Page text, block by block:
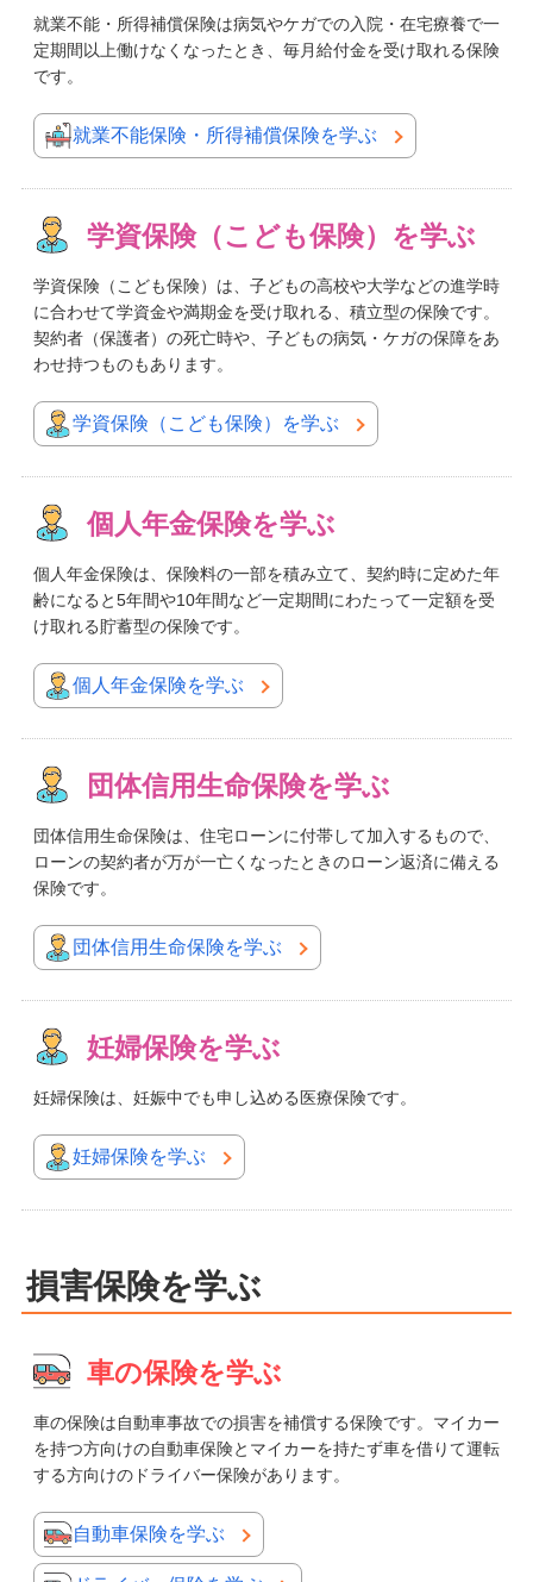
就業不能・所得補償保険は病気やケガでの入院・在宅療養で一
定期間以上働けなくなったとき、毎月給付金を受け取れる保険
です。
就業不能保険・所得補償保険を学ぶ
学資保険（こども保険）を学ぶ
学資保険（こども保険）は、子どもの高校や大学などの進学時
に合わせて学資金や満期金を受け取れる、積立型の保険です。
契約者（保護者）の死亡時や、子どもの病気・ケガの保障をあ
わせ持つものもあります。
学資保険（こども保険）を学ぶ
個人年金保険を学ぶ
個人年金保険は、保険料の一部を積み立て、契約時に定めた年
齢になると5年間や10年間など一定期間にわたって一定額を受
け取れる貯蓄型の保険です。
個人年金保険を学ぶ
団体信用生命保険を学ぶ
団体信用生命保険は、住宅ローンに付帯して加入するもので、
ローンの契約者が万が一亡くなったときのローン返済に備える
保険です。
団体信用生命保険を学ぶ
妊婦保険を学ぶ
妊婦保険は、妊娠中でも申し込める医療保険です。
妊婦保険を学ぶ
損害保険を学ぶ
車の保険を学ぶ
車の保険は自動車事故での損害を補償する保険です。マイカー
を持つ方向けの自動車保険とマイカーを持たず車を借りて運転
する方向けのドライバー保険があります。
自動車保険を学ぶ